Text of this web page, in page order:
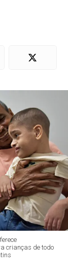
crianças de todo